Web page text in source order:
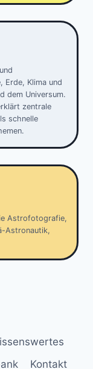
Klima und
dem Universum.
zentrale
schnelle
Astrofotografie,
Astronautik,
Kontakt